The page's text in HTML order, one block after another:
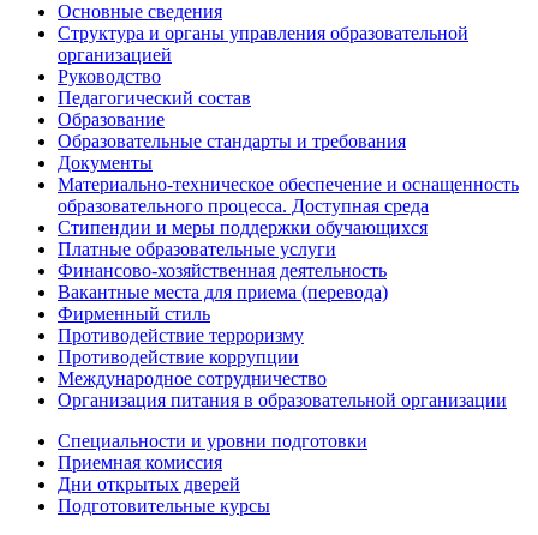
Основные сведения
Структура и органы управления образовательной
организацией
Руководство
Педагогический состав
Образование
Образовательные стандарты и требования
Документы
Материально-техническое обеспечение и оснащенность
образовательного процесса. Доступная среда
Стипендии и меры поддержки обучающихся
Платные образовательные услуги
Финансово-хозяйственная деятельность
Вакантные места для приема (перевода)
Фирменный стиль
Противодействие терроризму
Противодействие коррупции
Международное сотрудничество
Организация питания в образовательной организации
Специальности и уровни подготовки
Приемная комиссия
Дни открытых дверей
Подготовительные курсы